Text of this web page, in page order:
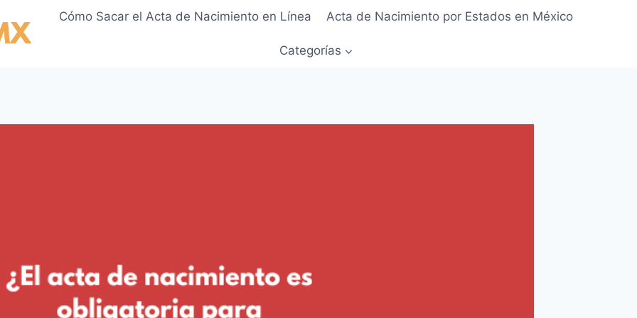
Cómo Sacar el Acta de Nacimiento en Línea Acta de Nacimiento por Estados en México
Categorías